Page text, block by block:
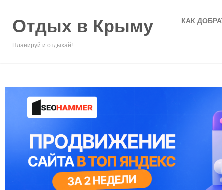
Отдых в Крыму
Планируй и отдыхай!
КАК